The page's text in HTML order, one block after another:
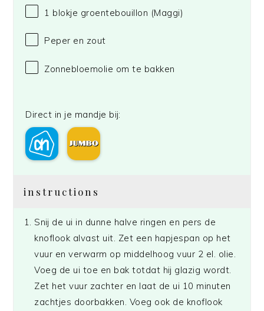
1 blokje groentebouillon (Maggi)
Peper en zout
Zonnebloemolie om te bakken
Direct in je mandje bij:
instructions
Snij de ui in dunne halve ringen en pers de
knoflook alvast uit. Zet een hapjespan op het
vuur en verwarm op middelhoog vuur 2 el. olie.
Voeg de ui toe en bak totdat hij glazig wordt.
Zet het vuur zachter en laat de ui 10 minuten
zachtjes doorbakken. Voeg ook de knoflook